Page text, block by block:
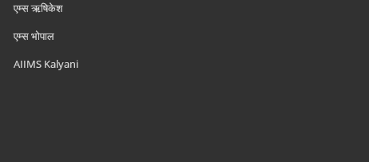
एम्‍स ऋषिकेश
एम्‍स भोपाल
AIIMS Kalyani